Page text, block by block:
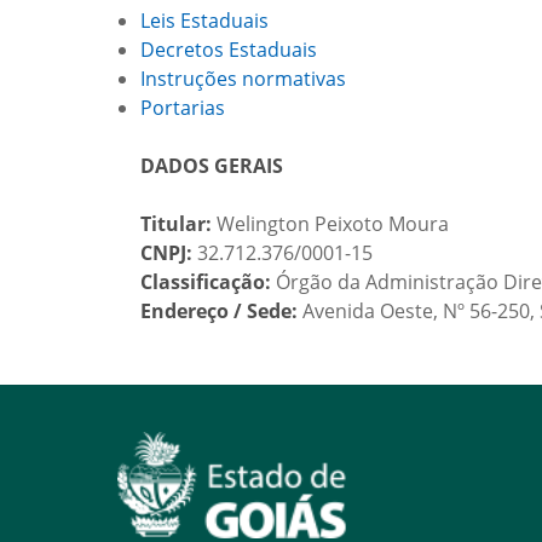
Leis Estaduais
Decretos Estaduais
Instruções normativas
Portarias
DADOS GERAIS
Titular: Welington Peixoto Moura
CNPJ: 32.712.376/0001-15
Classificação: Órgão da Administração
Endereço / Sede: Avenida Oeste, Nº 56-